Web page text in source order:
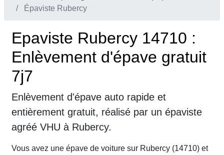
Épaviste Rubercy
Epaviste Rubercy 14710 :
Enlèvement d'épave gratuit
7j7
Enlèvement d'épave auto rapide et
entièrement gratuit, réalisé par un épaviste
agréé VHU à Rubercy.
Vous avez une épave de voiture sur Rubercy (14710) et